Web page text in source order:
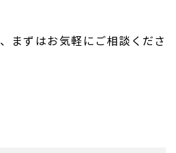
まずはお気軽にご相談くださ